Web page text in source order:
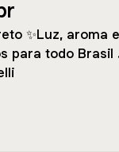
✨Luz, aroma e
para todo Brasil